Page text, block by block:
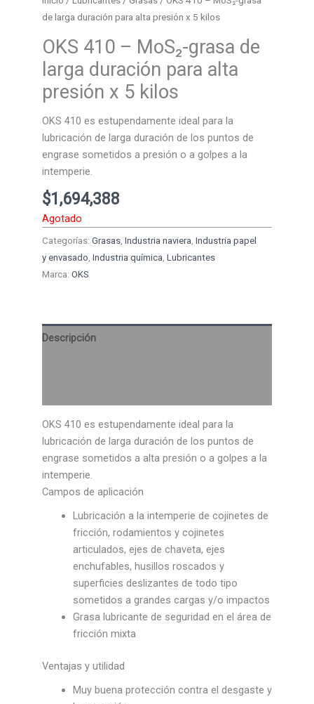
de larga duración para alta presión x 5 kilos
OKS 410 – MoS₂-grasa de
larga duración para alta
presión x 5 kilos
OKS 410 es estupendamente ideal para la
lubricación de larga duración de los puntos de
engrase sometidos a presión o a golpes a la
intemperie.
$1,694,388
Agotado
Categorías: Grasas, Industria naviera, Industria papel
y envasado, Industria química, Lubricantes
Marca: OKS
Descripción
OKS 410 es estupendamente ideal para la
lubricación de larga duración de los puntos de
engrase sometidos a alta presión o a golpes a la
intemperie.
Campos de aplicación
Lubricación a la intemperie de cojinetes de
fricción, rodamientos y cojinetes
articulados, ejes de chaveta, ejes
enchufables, husillos roscados y
superficies deslizantes de todo tipo
sometidos a grandes cargas y/o impactos
Grasa lubricante de seguridad en el área de
fricción mixta
Ventajas y utilidad
Muy buena protección contra el desgaste y